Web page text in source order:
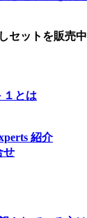
セットを販売中
１とは
紹介
せ